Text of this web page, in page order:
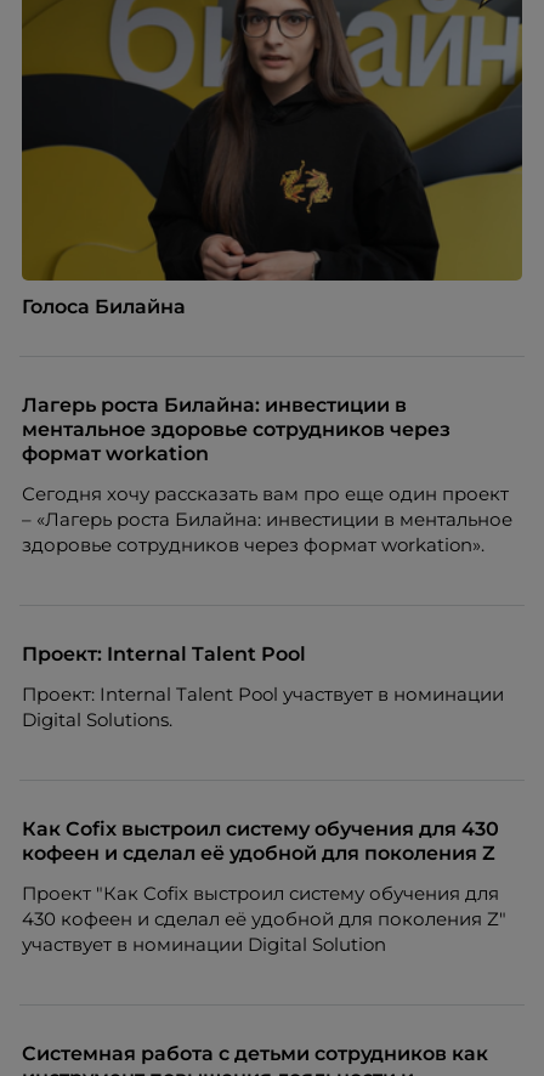
Голоса Билайна
Лагерь роста Билайна: инвестиции в
ментальное здоровье сотрудников через
формат workation
Сегодня хочу рассказать вам про еще один проект
– «Лагерь роста Билайна: инвестиции в ментальное
здоровье сотрудников через формат workation».
Проект: Internal Talent Pool
Проект: Internal Talent Pool участвует в номинации
Digital Solutions.
Как Cofix выстроил систему обучения для 430
кофеен и сделал её удобной для поколения Z
Проект "Как Cofix выстроил систему обучения для
430 кофеен и сделал её удобной для поколения Z"
участвует в номинации Digital Solution
Системная работа с детьми сотрудников как